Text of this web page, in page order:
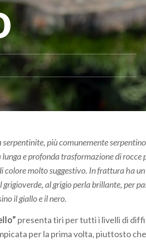
serpentinite, più comunemente
e profonda trasformazione di rocce
colore molto suggestivo. In frattura ha
al grigio perla brillante, per
il giallo e il nero.
presenta tiri per tutti i livelli di
per la prima volta, piuttosto